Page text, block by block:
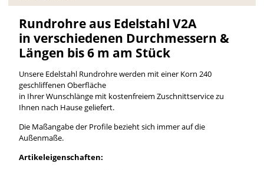
Rundrohre aus Edelstahl V2A
in verschiedenen Durchmessern &
Längen bis 6 m am Stück
Unsere Edelstahl Rundrohre werden mit einer Korn 240
geschliffenen Oberfläche
in Ihrer Wunschlänge mit kostenfreiem Zuschnittservice zu
Ihnen nach Hause geliefert.
Die Maßangabe der Profile bezieht sich immer auf die
Außenmaße.
Artikeleigenschaften: